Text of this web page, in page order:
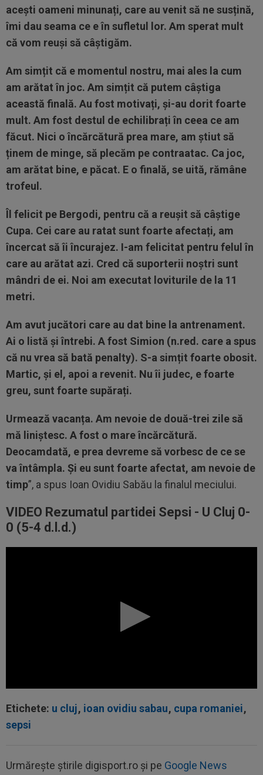
acești oameni minunați, care au venit să ne susțină,
îmi dau seama ce e în sufletul lor. Am sperat mult
că vom reuși să câștigăm.
Am simțit că e momentul nostru, mai ales la cum
am arătat în joc. Am simțit că putem câștiga
această finală. Au fost motivați, și-au dorit foarte
mult. Am fost destul de echilibrați în ceea ce am
făcut. Nici o încărcătură prea mare, am știut să
ținem de minge, să plecăm pe contraatac. Ca joc,
am arătat bine, e păcat. E o finală, se uită, rămâne
trofeul.
Îl felicit pe Bergodi, pentru că a reușit să câștige
Cupa. Cei care au ratat sunt foarte afectați, am
încercat să îi încurajez. I-am felicitat pentru felul în
care au arătat azi. Cred că suporterii noștri sunt
mândri de ei. Noi am executat loviturile de la 11
metri.
Am avut jucători care au dat bine la antrenament.
Ai o listă și întrebi. A fost Simion (n.red. care a spus
că nu vrea să bată penalty). S-a simțit foarte obosit.
Martic, și el, apoi a revenit. Nu îi judec, e foarte
greu, sunt foarte supărați.
Urmează vacanța. Am nevoie de două-trei zile să
mă liniștesc. A fost o mare încărcătură.
Deocamdată, e prea devreme să vorbesc de ce se
va întâmpla. Și eu sunt foarte afectat, am nevoie de
timp”, a spus Ioan Ovidiu Sabău la finalul meciului.
VIDEO Rezumatul partidei Sepsi - U Cluj 0-
0 (5-4 d.l.d.)
Etichete: u cluj, ioan ovidiu sabau, cupa romaniei,
sepsi
Urmărește știrile digisport.ro și pe Google News
serii, după KuPS - Craiova: ”Știi cine mă...